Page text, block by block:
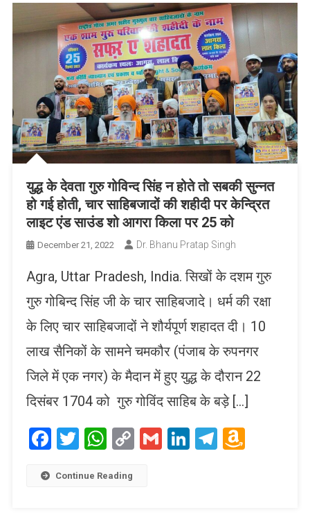
युद्ध के देवता गुरु गोविन्द सिंह न होते तो सबकी सुन्नत
हो गई होती, चार साहिबजादों की शहीदी पर केन्द्रित
लाइट एंड साउंड शो आगरा किला पर 25 को
December 21, 2022 Dr. Bhanu Pratap Singh
Agra, Uttar Pradesh, India. सिखों के दशम गुरु
गुरु गोबिन्द सिंह जी के चार साहिबजादे। धर्म की रक्षा
के लिए चार साहिबजादों ने शौर्यपूर्ण शहादत दी। 10
लाख सैनिकों के सामने चमकौर (पंजाब के रुपनगर
जिले में एक नगर) के मैदान में हुए युद्ध के दौरान 22
दिसंबर 1704 को गुरु गोविंद साहिब के बड़े […]
Facebook
Twitter
WhatsApp
CopyGmailLinkedIn
Telegram
Continue Reading